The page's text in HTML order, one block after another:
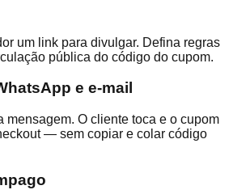
um link para divulgar. Defina regras
pública do código do cupom.
e e-mail
mensagem. O cliente toca e o cupom
— sem copiar e colar código